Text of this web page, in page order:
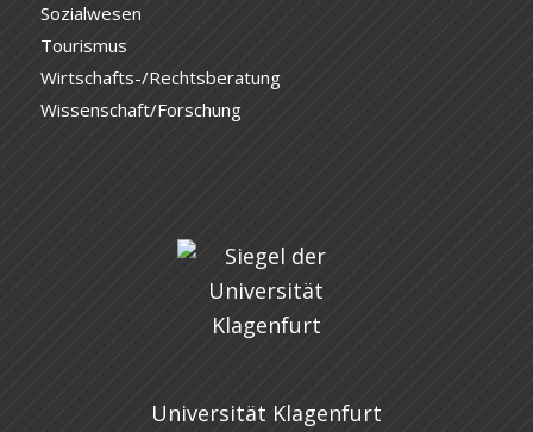
Sozialwesen
Tourismus
Wirtschafts-/Rechtsberatung
Wissenschaft/Forschung
Universität Klagenfurt